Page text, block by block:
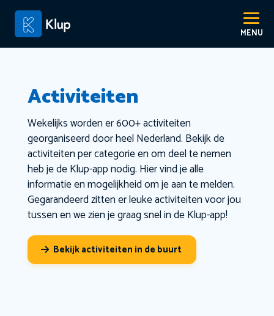
Activiteiten
Wekelijks worden er 600+ activiteiten
georganiseerd door heel Nederland. Bekijk de
activiteiten per categorie en om deel te nemen
heb je de Klup-app nodig. Hier vind je alle
informatie en mogelijkheid om je aan te melden.
Gegarandeerd zitten er leuke activiteiten voor jou
tussen en we zien je graag snel in de Klup-app!
Bekijk activiteiten in de buurt